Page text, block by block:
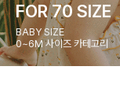
FOR 70 SIZE
BABY SIZE
0~6M 사이즈 카테고리